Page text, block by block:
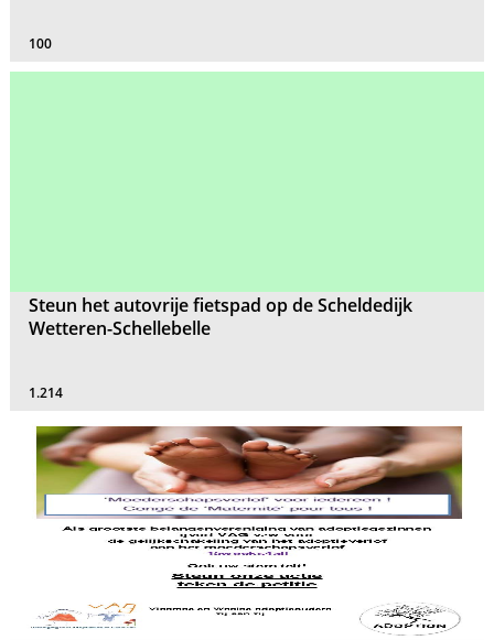
100
Steun het autovrije fietspad op de Scheldedijk
Wetteren-Schellebelle
1.214